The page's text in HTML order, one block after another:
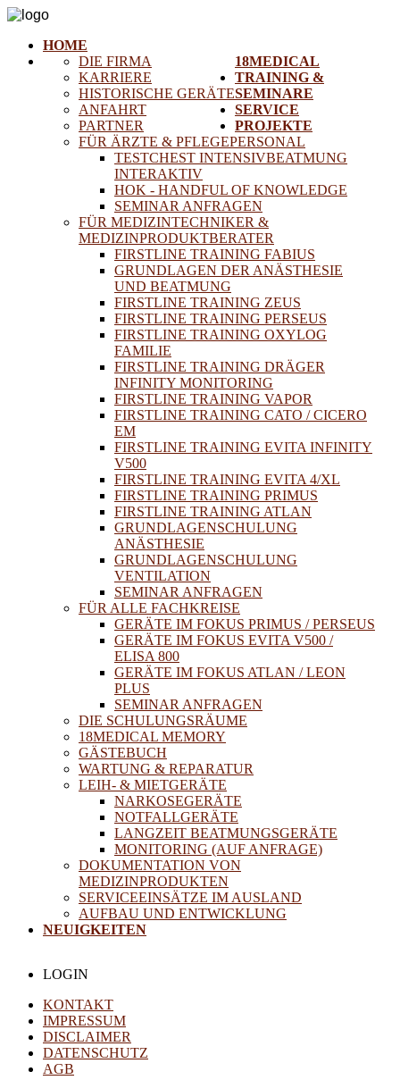
HOME
18MEDICAL
DIE FIRMA
KARRIERE
HISTORISCHE GERÄTE
ANFAHRT
PARTNER
TRAINING &
SEMINARE
FÜR ÄRZTE & PFLEGEPERSONAL
TESTCHEST INTENSIVBEATMUNG
INTERAKTIV
HOK - HANDFUL OF KNOWLEDGE
SEMINAR ANFRAGEN
FÜR MEDIZINTECHNIKER &
MEDIZINPRODUKTBERATER
FIRSTLINE TRAINING FABIUS
GRUNDLAGEN DER ANÄSTHESIE
UND BEATMUNG
FIRSTLINE TRAINING ZEUS
FIRSTLINE TRAINING PERSEUS
FIRSTLINE TRAINING OXYLOG
FAMILIE
FIRSTLINE TRAINING DRÄGER
INFINITY MONITORING
FIRSTLINE TRAINING VAPOR
FIRSTLINE TRAINING CATO / CICERO
EM
FIRSTLINE TRAINING EVITA INFINITY
V500
FIRSTLINE TRAINING EVITA 4/XL
FIRSTLINE TRAINING PRIMUS
FIRSTLINE TRAINING ATLAN
GRUNDLAGENSCHULUNG
ANÄSTHESIE
GRUNDLAGENSCHULUNG
VENTILATION
SEMINAR ANFRAGEN
FÜR ALLE FACHKREISE
GERÄTE IM FOKUS PRIMUS / PERSEUS
GERÄTE IM FOKUS EVITA V500 /
ELISA 800
GERÄTE IM FOKUS ATLAN / LEON
PLUS
SEMINAR ANFRAGEN
DIE SCHULUNGSRÄUME
18MEDICAL MEMORY
GÄSTEBUCH
SERVICE
WARTUNG & REPARATUR
LEIH- & MIETGERÄTE
NARKOSEGERÄTE
NOTFALLGERÄTE
LANGZEIT BEATMUNGSGERÄTE
MONITORING (AUF ANFRAGE)
DOKUMENTATION VON
MEDIZINPRODUKTEN
PROJEKTE
SERVICEEINSÄTZE IM AUSLAND
AUFBAU UND ENTWICKLUNG
NEUIGKEITEN
LOGIN
KONTAKT
IMPRESSUM
DISCLAIMER
DATENSCHUTZ
AGB